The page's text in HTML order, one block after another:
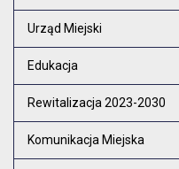
Urząd Miejski
Edukacja
Rewitalizacja 2023-2030
Komunikacja Miejska